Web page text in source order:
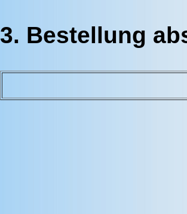
3. Bestellung